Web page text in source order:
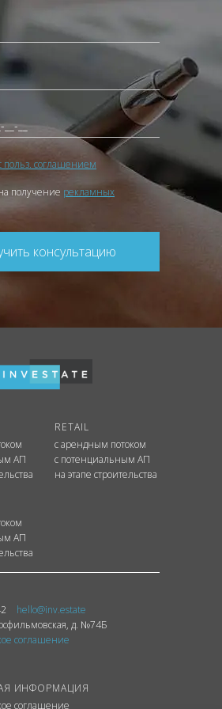
польз. соглашением
получение рекламных
консультацию
АП
RETAIL
с арендным потоком
с потенциальным АП
на этапе строительства
АП
hello@inv.estate
д. №74Б
соглашение
ИНФОРМАЦИЯ
соглашение